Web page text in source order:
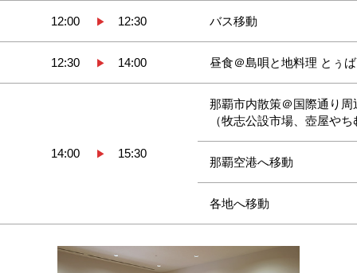
12:00 ▶ 12:30 バス移動
12:30 ▶ 14:00 昼食＠島唄と地料理 とぅ
14:00 ▶ 15:30
那覇市内散策＠国際通り周
（牧志公設市場、壺屋や
那覇空港へ移動
各地へ移動